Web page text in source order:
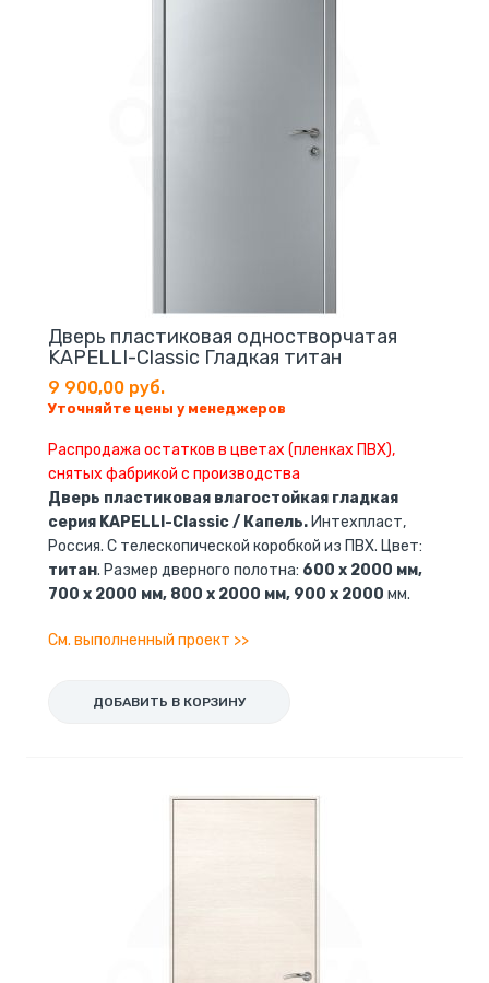
Дверь пластиковая одностворчатая
KAPELLI-Classic Гладкая титан
9 900,00 руб.
Уточняйте цены у менеджеров
Распродажа остатков в цветах (пленках ПВХ),
снятых фабрикой с производства
Дверь пластиковая влагостойкая гладкая
серия KAPELLI-Classic / Капель. Интехпласт,
Россия. С телескопической коробкой из ПВХ. Цвет:
титан. Размер дверного полотна: 600 x 2000 мм,
700 x 2000 мм, 800 x 2000 мм, 900 x 2000 мм.
См. выполненный проект >>
ДОБАВИТЬ В КОРЗИНУ